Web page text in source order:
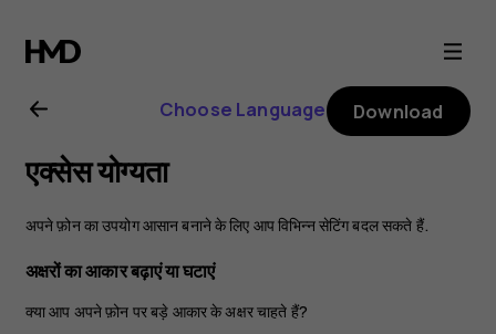
Nokia
3.2
user
guide
Choose Language Download
एक्सेस योग्यता
अपने फ़ोन का उपयोग आसान बनाने के लिए आप विभिन्न सेटिंग बदल सकते हैं.
अक्षरों का आकार बढ़ाएं या घटाएं
क्या आप अपने फ़ोन पर बड़े आकार के अक्षर चाहते हैं?